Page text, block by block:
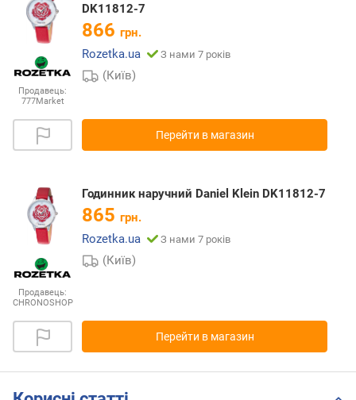
Продавець:
777Market
DK11812-7
866 грн.
Rozetka.ua
З нами 7 років
(Київ)
Перейти в магазин
Продавець:
CHRONOSHOP
Годинник наручний Daniel Klein DK11812-7
865 грн.
Rozetka.ua
З нами 7 років
(Київ)
Перейти в магазин